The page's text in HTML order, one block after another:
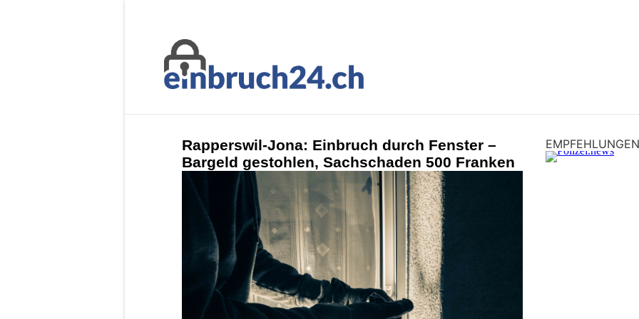
Rapperswil-Jona: Einbruch durch Fenster –
Bargeld gestohlen, Sachschaden 500 Franken
EMPFEHLUNGEN